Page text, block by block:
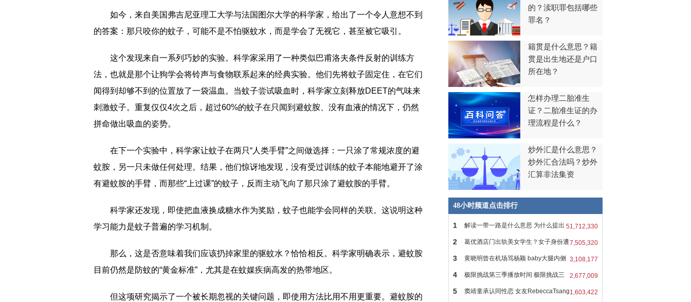
如今，来自美国弗吉尼亚理工大学与法国图尔大学的科学家，给出了一个令人意想不到
的答案：那只咬你的蚊子，可能不是不怕驱蚊水，而是学会了无视它，甚至被它吸引。
这个发现来自一系列巧妙的实验。科学家采用了一种类似巴甫洛夫条件反射的训练方
法，也就是那个让狗学会将铃声与食物联系起来的经典实验。他们先将蚊子固定住，在它们
闻得到却够不到的位置放了一袋温血。当蚊子尝试吸血时，科学家立刻释放DEET的气味来
刺激蚊子。重复仅仅4次之后，超过60%的蚊子在只闻到避蚊胺、没有血液的情况下，仍然
拼命做出吸血的姿势。
在下一个实验中，科学家让蚊子在两只“人类手臂”之间做选择：一只涂了常规浓度的避
蚊胺，另一只未做任何处理。结果，他们惊讶地发现，没有受过训练的蚊子本能地避开了涂
有避蚊胺的手臂，而那些“上过课”的蚊子，反而主动飞向了那只涂了避蚊胺的手臂。
科学家还发现，即使把血液换成糖水作为奖励，蚊子也能学会同样的关联。这说明这种
学习能力是蚊子普遍的学习机制。
那么，这是否意味着我们应该扔掉家里的驱蚊水？恰恰相反。科学家明确表示，避蚊胺
目前仍然是防蚊的“黄金标准”，尤其是在蚊媒疾病高发的热带地区。
但这项研究揭示了一个被长期忽视的关键问题，即使用方法比用不用更重要。避蚊胺的
的？渎职罪包括哪些
罪名？
籍贯是什么意思？籍
贯是出生地还是户口
所在地？
怎样办理二胎准生
证？二胎准生证的办
理流程是什么？
炒外汇是什么意思？
炒外汇合法吗？炒外
汇算非法集资
48小时频道点击排行
51,712,330
1 解读一带一路是什么意思 为什么提出
一 7,505,320
2 葛优酒店门出轨美女学生？女子身份遭
人 3,108,177
3 黄晓明曾在机场骂杨颖 baby大腿内侧
纹 2,677,009
4 极限挑战第三季播放时间 极限挑战三
的 1,603,422
5 窦靖童承认同性恋 女友RebeccaTsang